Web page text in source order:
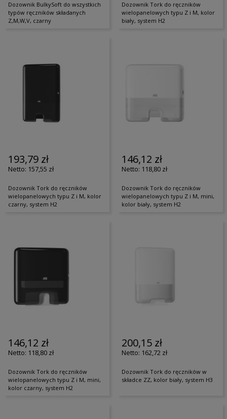
Dozownik BulkySoft do wszystkich
typów ręczników składanych
Z,M,W,V, czarny
Dozownik Tork do ręczników
wielopanelowych typu Z i M, kolor
biały, system H2
193,79 zł
157,55 zł
Dozownik Tork do ręczników
wielopanelowych typu Z i M, kolor
czarny, system H2
146,12 zł
118,80 zł
Dozownik Tork do ręczników
wielopanelowych typu Z i M, mini,
kolor biały, system H2
146,12 zł
118,80 zł
Dozownik Tork do ręczników
wielopanelowych typu Z i M, mini,
kolor czarny, system H2
200,15 zł
162,72 zł
Dozownik Tork do ręczników w
składce ZZ, kolor biały, system H3